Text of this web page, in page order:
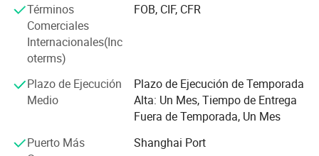
Centro de Investigación de Tecnología de la ingeniería
electrónica" y "Laboratorio de Percepción microseismic
clave".
venta y post-venta de miembros. Nuestros productos se
venden bien en Shandong, Shanxi, Henan, Hebei, Hunan,
Sichuan, Ningxia, Shanxi, Neimenggu y Anhui.
Grupo Wantai se adhiere a la orientación de la reunión de
Términos
Comerciales
Internacionales(Inc
oterms)
FOB, CIF, CFR
Plazo de Ejecución
Medio
Plazo de Ejecución de Temporada
Alta: Un Mes, Tiempo de Entrega
Fuera de Temporada, Un Mes
Puerto Más
Shanghai Port